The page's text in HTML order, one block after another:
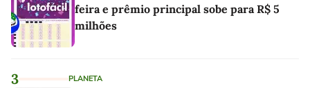
feira e prêmio principal sobe para R$ 5
milhões
3 PLANETA